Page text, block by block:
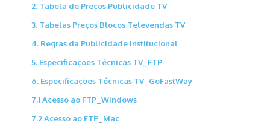
2. Tabela de Preços Publicidade TV
3. Tabelas Preços Blocos Televendas TV
4. Regras da Publicidade Institucional
5. Especificações Técnicas TV_FTP
6. Especificações Técnicas TV_GoFastWay
7.1 Acesso ao FTP_Windows
7.2 Acesso ao FTP_Mac